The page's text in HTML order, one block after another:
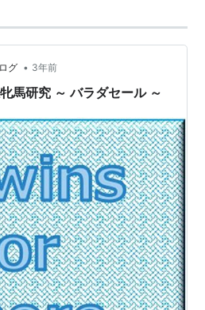
グ • 3年前
馬研究 ～ バラダセール ～